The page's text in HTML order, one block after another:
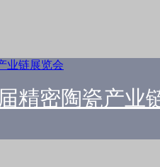
精密陶瓷产业